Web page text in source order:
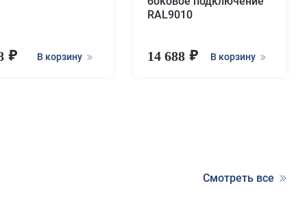
В корзину
RAL9010
14 688 В корзину
Смотреть все